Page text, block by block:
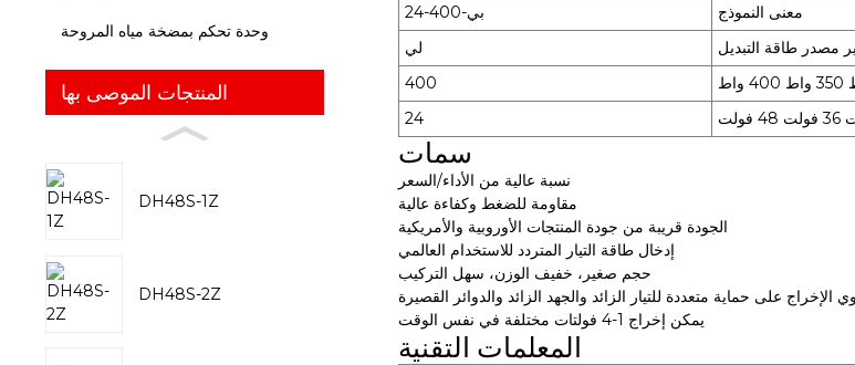
وحدة تحكم بمضخة مياه المروحة
المنتجات الموصى بها
DH48S-1Z
DH48S-2Z
بي-400-24
معنى النموذج
لي
400
24
سمات
نسبة عالية من الأداء/السعر
مقاومة للضغط وكفاءة عالية
الجودة قريبة من جودة المنتجات الأوروبية والأمريكية
إدخال طاقة التيار المتردد للاستخدام العالمي
حجم صغير، خفيف الوزن، سهل التركيب
يمكن إخراج 1-4 فولتات مختلفة في نفس الوقت
المعلمات التقنية